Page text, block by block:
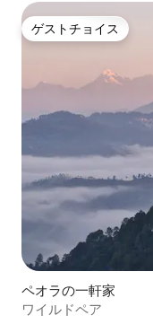
ゲストチョイス
ゲストチョイス
ペオラの一軒家
ワイルドペア